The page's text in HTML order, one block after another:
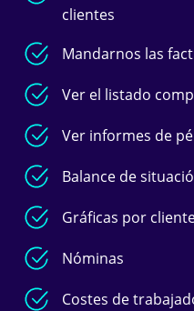
clientes
Mandarnos las
Ver el listado
Ver informes de
Balance de
Gráficas por
Nóminas
Costes de